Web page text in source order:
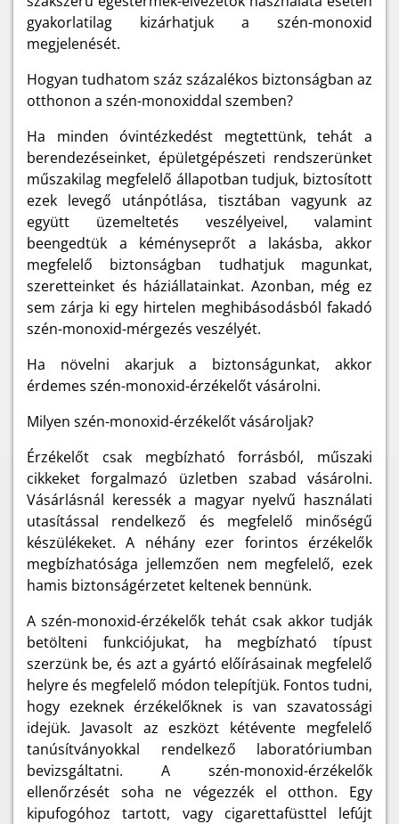
gyakorlatilag kizárhatjuk a szén-monoxid
megjelenését.
Hogyan tudhatom száz százalékos biztonságban az
otthonon a szén-monoxiddal szemben?
Ha minden óvintézkedést megtettünk, tehát a
berendezéseinket, épületgépészeti rendszerünket
műszakilag megfelelő állapotban tudjuk, biztosított
ezek levegő utánpótlása, tisztában vagyunk az
együtt üzemeltetés veszélyeivel, valamint
beengedtük a kéményseprőt a lakásba, akkor
megfelelő biztonságban tudhatjuk magunkat,
szeretteinket és háziállatainkat. Azonban, még ez
sem zárja ki egy hirtelen meghibásodásból fakadó
szén-monoxid-mérgezés veszélyét.
Ha növelni akarjuk a biztonságunkat, akkor
érdemes szén-monoxid-érzékelőt vásárolni.
Milyen szén-monoxid-érzékelőt vásároljak?
Érzékelőt csak megbízható forrásból, műszaki
cikkeket forgalmazó üzletben szabad vásárolni.
Vásárlásnál keressék a magyar nyelvű használati
utasítással rendelkező és megfelelő minőségű
készülékeket. A néhány ezer forintos érzékelők
megbízhatósága jellemzően nem megfelelő, ezek
hamis biztonságérzetet keltenek bennünk.
A szén-monoxid-érzékelők tehát csak akkor tudják
betölteni funkciójukat, ha megbízható típust
szerzünk be, és azt a gyártó előírásainak megfelelő
helyre és megfelelő módon telepítjük. Fontos tudni,
hogy ezeknek érzékelőknek is van szavatossági
idejük. Javasolt az eszközt kétévente megfelelő
tanúsítványokkal rendelkező laboratóriumban
bevizsgáltatni. A szén-monoxid-érzékelők
ellenőrzését soha ne végezzék el otthon. Egy
kipufogóhoz tartott, vagy cigarettafüsttel lefújt